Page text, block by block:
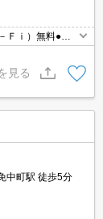
Ｆｉ）無料●宅
見る
中町駅 徒歩5分